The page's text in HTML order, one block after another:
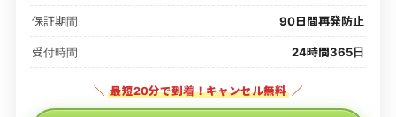
保証期間 90日間再発防止
受付時間 24時間365日
＼ 最短20分で到着！キャンセル無料 ／